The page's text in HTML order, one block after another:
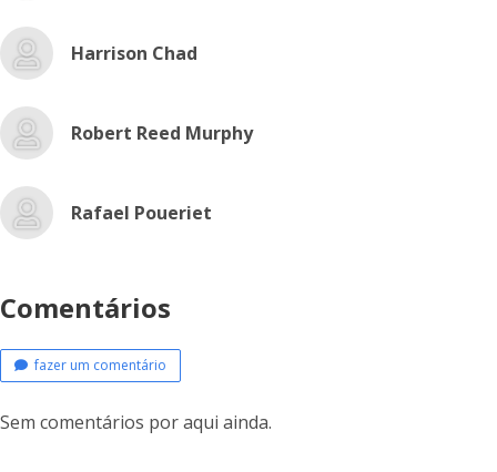
Harrison Chad
Robert Reed Murphy
Rafael Poueriet
Comentários
fazer um comentário
Sem comentários por aqui ainda.